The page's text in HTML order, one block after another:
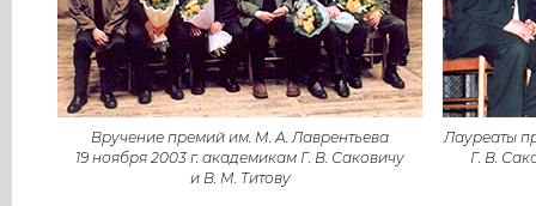
Вручение премий им. М. А. Лаврентьева
19 ноября 2003 г. академикам Г. В. Саковичу
и В. М. Титову
Лауреаты
Г. В.